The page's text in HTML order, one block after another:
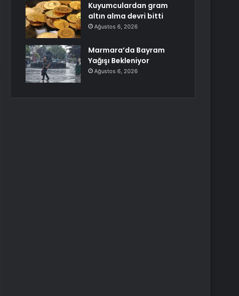
Kuyumculardan gram
altın alma devri bitti
Ağustos 6, 2026
Marmara’da Bayram
Yağışı Bekleniyor
Ağustos 6, 2026